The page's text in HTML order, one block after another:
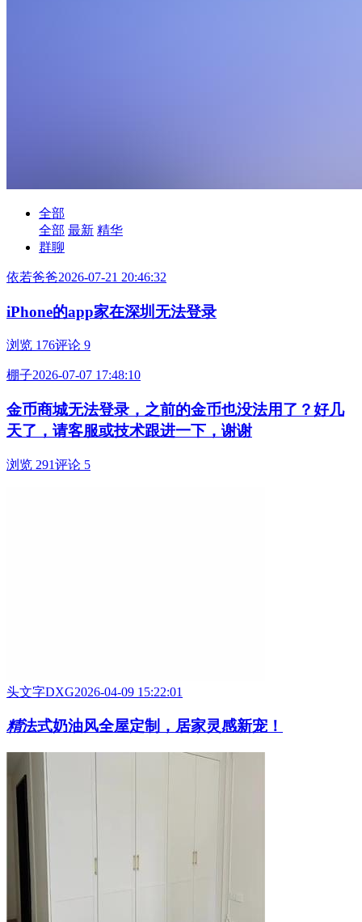
全部
全部 最新 精华
群聊
依若爸爸2026-07-21 20:46:32
iPhone的app家在深圳无法登录
浏览 176评论 9
棚子2026-07-07 17:48:10
金币商城无法登录，之前的金币也没法用了？好几
天了，请客服或技术跟进一下，谢谢
浏览 291评论 5
头文字DXG2026-04-09 15:22:01
精法式奶油风全屋定制，居家灵感新宠！